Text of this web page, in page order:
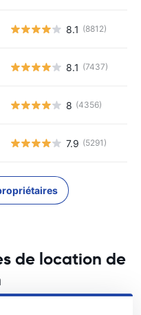
8.1 (8812)
8.1 (7437)
8 (4356)
7.9 (5291)
de location de
de voitures en Lublin